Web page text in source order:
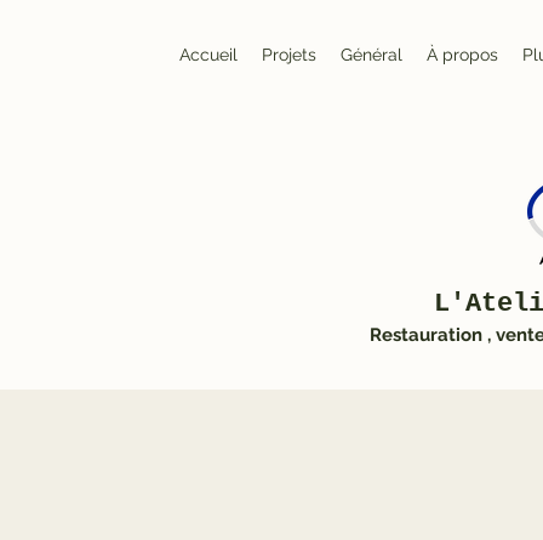
Accueil Projets Général À propos
Restauration ,